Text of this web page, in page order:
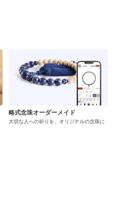
略式念珠オーダーメイド
大切な人への祈りを、オリジナルの念珠に